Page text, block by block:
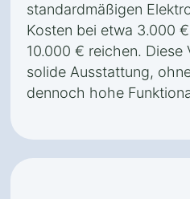
standardmäßigen
Kosten bei etwa 3.000
10.000 € reichen. Diese
solide Ausstattung,
dennoch hohe